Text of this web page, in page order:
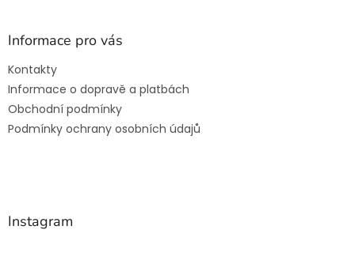
Informace pro vás
Kontakty
Informace o dopravě a platbách
Obchodní podmínky
Podmínky ochrany osobních údajů
Instagram